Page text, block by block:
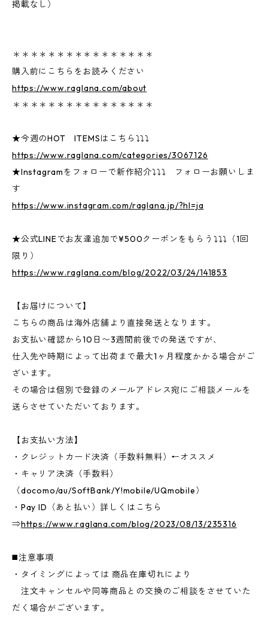
掲載なし）
＊＊＊＊＊＊＊＊＊＊＊＊＊＊＊＊
購入前にこちらをお読みください
https://www.raglana.com/about
＊＊＊＊＊＊＊＊＊＊＊＊＊＊＊＊
★今週のHOT ITEMSはこちら⤵⤵⤵
https://www.raglana.com/categories/3067126
★Instagramをフォローで新作紹介⤵⤵⤵ フォローお願いしま
す
https://www.instagram.com/raglana.jp/?hl=ja
★公式LINEでお友達追加で¥500クーポンをもらう⤵⤵⤵（1回
限り）
https://www.raglana.com/blog/2022/03/24/141853
【お届けについて】
こちらの商品は海外店舗より直接発送となります。
お支払い確認から10日〜3週間前後での発送ですが、
仕入先や時期によって出荷まで最大1ヶ月程度かかる場合がご
ざいます。
その場合は個別で登録のメールアドレス宛にご相談メールを
送らさせていただいております。
【お支払い方法】
・クレジットカード決済（手数料無料）←オススメ
・キャリア決済（手数料）
（docomo/au/SoftBank/Y!mobile/UQmobile）
・Pay ID（あと払い）詳しくはこちら
⇒https://www.raglana.com/blog/2023/08/13/235316
◼️注意事項
・タイミングによっては 商品在庫切れにより
注文キャンセルや同等商品との交換のご相談をさせていた
だく場合がございます。